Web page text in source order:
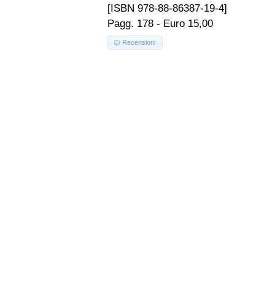
[ISBN 978-88-86387-19-4]
Pagg. 178 - Euro 15,00
Recensioni